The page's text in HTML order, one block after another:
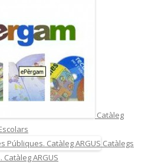
Catàleg
Catàlegs
ARGUS